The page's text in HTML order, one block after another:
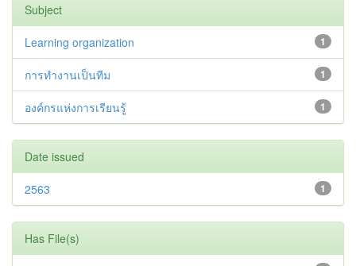
Subject
1
Learning organization
1
การทำงานเป็นทีม
1
องค์กรแห่งการเรียนรู้
Date issued
1
2563
Has File(s)